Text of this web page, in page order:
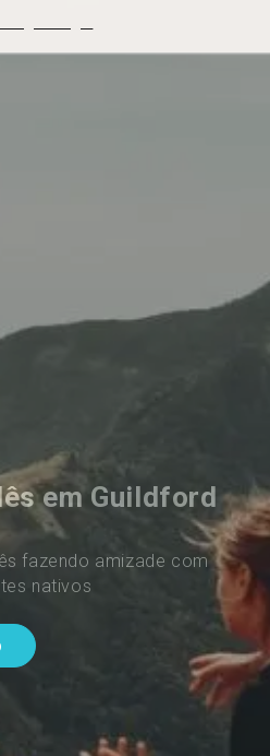
em Guildford
fazendo amizade com
nativos